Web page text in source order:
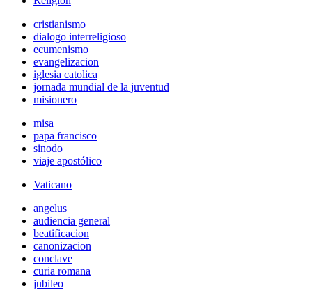
cristianismo
dialogo interreligioso
ecumenismo
evangelizacion
iglesia catolica
jornada mundial de la juventud
misionero
misa
papa francisco
sinodo
viaje apostólico
Vaticano
angelus
audiencia general
beatificacion
canonizacion
conclave
curia romana
jubileo